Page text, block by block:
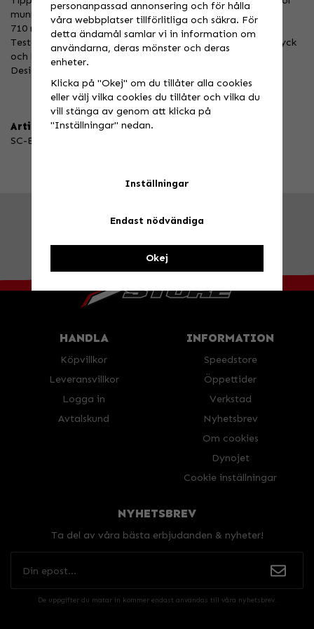
munnen och tänderna.
710 ml klar BPA-fri sportflaska
Testat med toppcyklister för att säkerställa bästa presstryck
och korrekt flaskburpassning.
Designad med ett läckagesäkert lock.
Artikelnummer:
SC-BOTTLE
Tel. 026-270030 /info@speedstore.nu
BESÖK OSS!Valbovägen 385, ValboÖppettider
HANDLA
Köpvillkor
Leveransvillkor
Logga in
Avtalskund
INFORMATION
Speedstore
Öppettider
Verkstad
Nyhetsbrev
Om cookies
Dynojet
Cookie inställningar
NYHETSBREV
Ta del av våra bästa erbjudanden & nyheter!
De uppgifter du matar in kommer endast användas till våra nyhetsbrev.
personanpassad annonsering och för hålla
våra webbplatser tillförlitliga och säkra. För
detta ändamål samlar vi in information om
användarna, deras mönster och deras
enheter.
Klicka på "Okej" om du tillåter alla cookies
eller välj vilka cookies du tillåter och vilka du
vill stänga av genom att klicka på
"Inställningar" nedan.
Inställningar
Endast nödvändiga
Okej